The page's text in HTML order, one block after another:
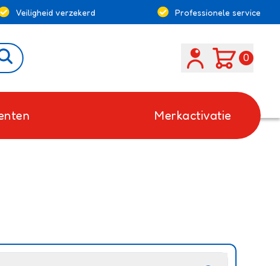
Veiligheid verzekerd Professionele service
Search 0
Merkactivatie